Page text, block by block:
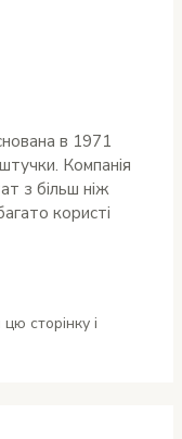
в 1971
штучки. Компанія
з більш ніж
користі
сторінку і